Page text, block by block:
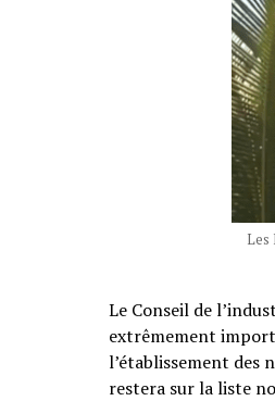
Les
Le Conseil de
extrêmement
l’établissement des
restera sur la liste